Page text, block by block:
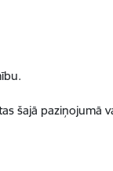
šajā